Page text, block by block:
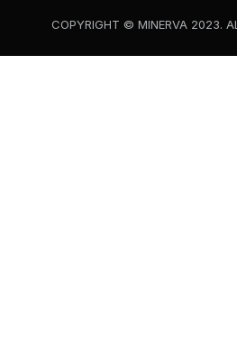
COPYRIGHT © MINERVA 2023.